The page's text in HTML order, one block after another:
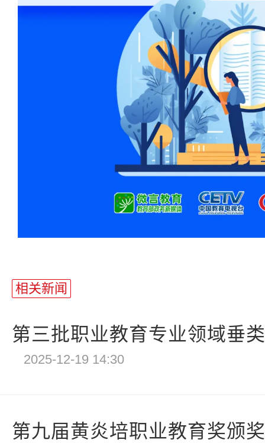
相关新闻
第三批职业教育专业领域垂
2025-12-19 14:30
第九届黄炎培职业教育奖颁